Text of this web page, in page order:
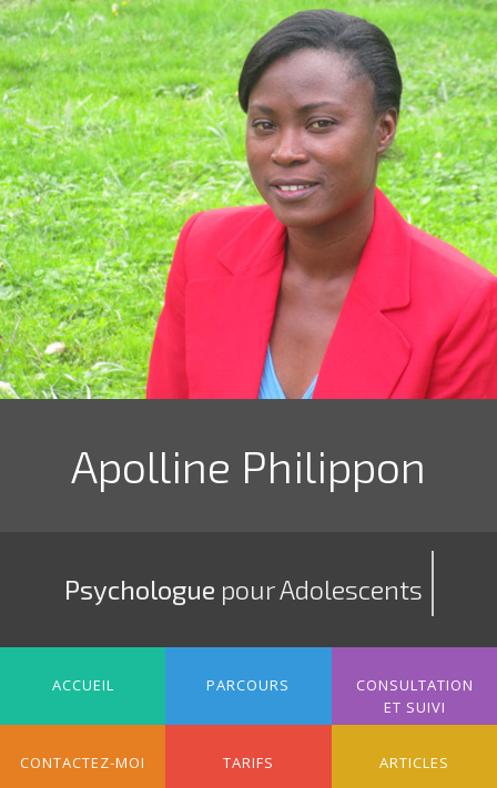
Apolline Philippon
Psychologue pour Adolescents
ACCUEIL PARCOURS
CONSULTATION
ET SUIVI
CONTACTEZ-MOI TARIFS ARTICLES